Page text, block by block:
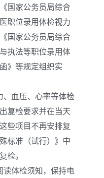
国家公务员局综合
职位录用体检视力
国家公务员局综合
执法等职位录用体
》等规定组织实
血压、心率等体检
复检要求并在当天
些项目不再安排复
标准（试行）》中
检。
体检须知，保持电